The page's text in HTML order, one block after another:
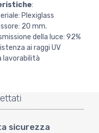
:
Plexiglass
20 mm.
della luce: 92%
ai raggi UV
lavorabilità
sicurezza